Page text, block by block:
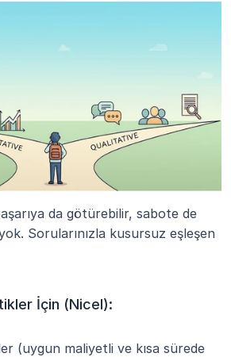
da götürebilir, sabote de
Sorularınızla kusursuz eşleşen
İçin (Nicel):
(uygun maliyetli ve kısa sürede